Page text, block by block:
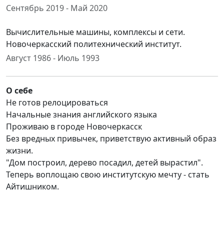
Сентябрь 2019 - Май 2020
Вычислительные машины, комплексы и сети.
Новочеркасский политехнический институт.
Август 1986 - Июль 1993
О себе
Не готов релоцироваться
Начальные знания английского языка
Проживаю в городе Новочеркасск
Без вредных привычек, приветствую активный образ
жизни.
"Дом построил, дерево посадил, детей вырастил".
Теперь воплощаю свою институтскую мечту - стать
Айтишником.